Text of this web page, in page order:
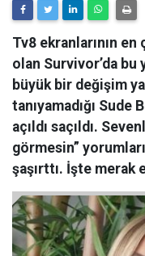
Tv8 ekranlarının
olan Survivor’da bu
büyük bir değişim
tanıyamadığı Sude
açıldı saçıldı.
görmesin”
şaşırttı. İşte merak